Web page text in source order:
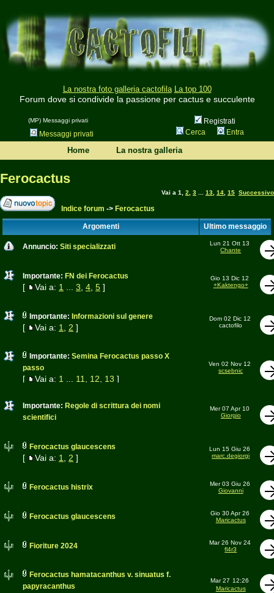
La nostra foto galleria cactofila La top 100
Forum dove si condivide la passione per cactus e succulente
(MP) Messaggi privati
Registrati
Messaggi privati
Cerca Entra
Home La nostra galleria
Ferocactus
Vai a 1 2 3 13 14 15 Successivo
Indice forum -> Ferocactus
Argomenti Ultimo messaggio
Annuncio: Siti specializzati
Lun 21 Ott 13
Chante
Importante: FN dei Ferocactus
[ Vai a: 1 3 4, 5]
Gio 13 Dic 12
+Kaktengo+
Importante: Informazioni sul genere
[ Vai a: 1 2 ]
Dom 02 Dic 12
cactofilo
Importante: Semina Ferocactus passo X
passo
[ Vai a: 1 11 12 13 ]
Ven 02 Nov 12
scsebnic
Importante: Regole di scrittura dei nomi
scientifici
Mer 07 Apr 10
Giorgio
Ferocactus glaucescens
[ Vai a: 1 2 ]
Lun 15 Giu 26
marc.degiorgi
Ferocactus histrix
Mer 03 Giu 26
Giovanni
Ferocactus glaucescens
Gio 30 Apr 26
Maricactus
Fioriture 2024
Mar 26 Nov 24
fl4r3
Ferocactus hamatacanthus v. sinuatus f.
papyracanthus
Mar 27 12:26
Maricactus